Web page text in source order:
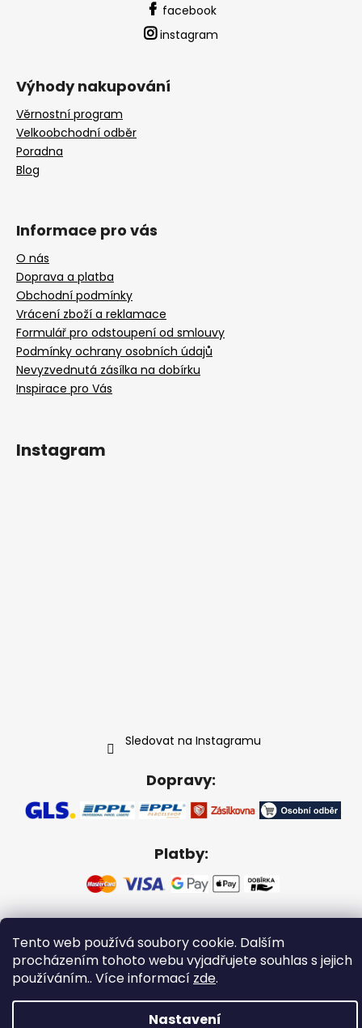
Tento web používá soubory cookie. Dalším
procházením tohoto webu vyjadřujete souhlas s jejich
používáním.. Více informací zde.
Nastavení
facebook
instagram
Výhody nakupování
Věrnostní program
Velkoobchodní odběr
Poradna
Blog
Informace pro vás
O nás
Doprava a platba
Obchodní podmínky
Vrácení zboží a reklamace
Formulář pro odstoupení od smlouvy
Podmínky ochrany osobních údajů
Nevyzvednutá zásílka na dobírku
Inspirace pro Vás
Instagram
Sledovat na Instagramu
Dopravy:
Platby:
Vytvořil Shoptet
Copyright 2026Gabikacopánky. Všechna práva
vyhrazena.